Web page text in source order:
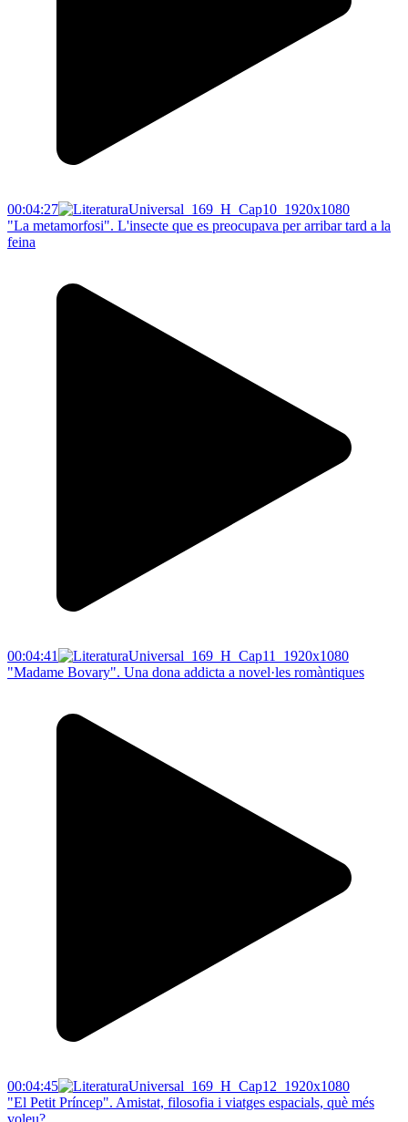
00:04:27
"La metamorfosi". L'insecte que es preocupava per arribar tard a la
feina
00:04:41
"Madame Bovary". Una dona addicta a novel·les romàntiques
00:04:45
"El Petit Príncep". Amistat, filosofia i viatges espacials, què més